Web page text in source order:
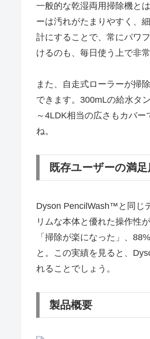
一般的な乾湿両用掃除機と
ーは汚れがたまりやすく、
計にすることで、常にパワ
けるのも、毎日使う上で非
また、自走式ローラーが掃
できます。300mLの給水タ
～4LDK相当の広さもカバ
ね。
既存ユーザーの満
Dyson PencilWash™と同じ
リムな本体と優れた操作性
「掃除が楽になった」、
と。この実績を見ると、
れることでしょう。
製品概要